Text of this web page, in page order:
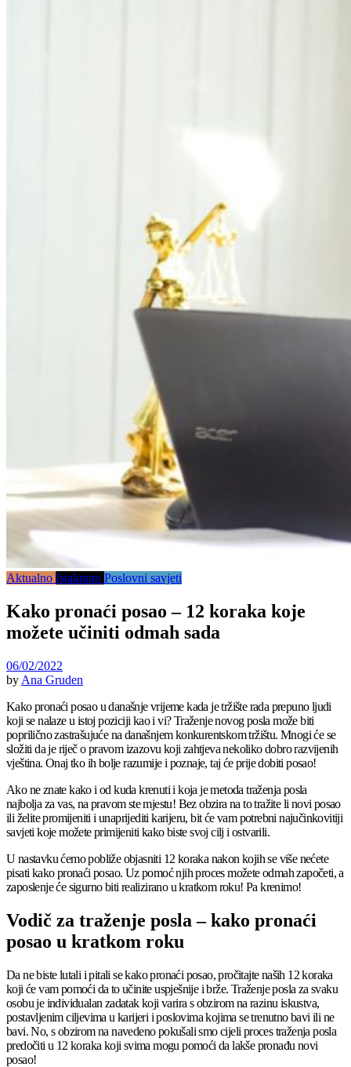
Aktualno Istaknuto Poslovni savjeti
Kako pronaći posao – 12 koraka koje
možete učiniti odmah sada
06/02/2022
by Ana Gruden
Kako pronaći posao u današnje vrijeme kada je tržište rada prepuno ljudi
koji se nalaze u istoj poziciji kao i vi? Traženje novog posla može biti
poprilično zastrašujuće na današnjem konkurentskom tržištu. Mnogi će se
složiti da je riječ o pravom izazovu koji zahtjeva nekoliko dobro razvijenih
vještina. Onaj tko ih bolje razumije i poznaje, taj će prije dobiti posao!
Ako ne znate kako i od kuda krenuti i koja je metoda traženja posla
najbolja za vas, na pravom ste mjestu! Bez obzira na to tražite li novi posao
ili želite promijeniti i unaprijediti karijeru, bit će vam potrebni najučinkovitiji
savjeti koje možete primijeniti kako biste svoj cilj i ostvarili.
U nastavku ćemo pobliže objasniti 12 koraka nakon kojih se više nećete
pisati kako pronaći posao. Uz pomoć njih proces možete odmah započeti, a
zaposlenje će sigurno biti realizirano u kratkom roku! Pa krenimo!
Vodič za traženje posla – kako pronaći
posao u kratkom roku
Da ne biste lutali i pitali se kako pronaći posao, pročitajte naših 12 koraka
koji će vam pomoći da to učinite uspješnije i brže. Traženje posla za svaku
osobu je individualan zadatak koji varira s obzirom na razinu iskustva,
postavljenim ciljevima u karijeri i poslovima kojima se trenutno bavi ili ne
bavi. No, s obzirom na navedeno pokušali smo cijeli proces traženja posla
predočiti u 12 koraka koji svima mogu pomoći da lakše pronađu novi
posao!